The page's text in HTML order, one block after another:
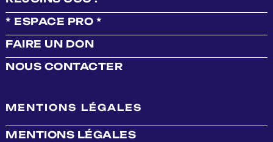
* ESPACE PRO *
FAIRE UN DON
NOUS CONTACTER
MENTIONS LÉGALES
MENTIONS LÉGALES